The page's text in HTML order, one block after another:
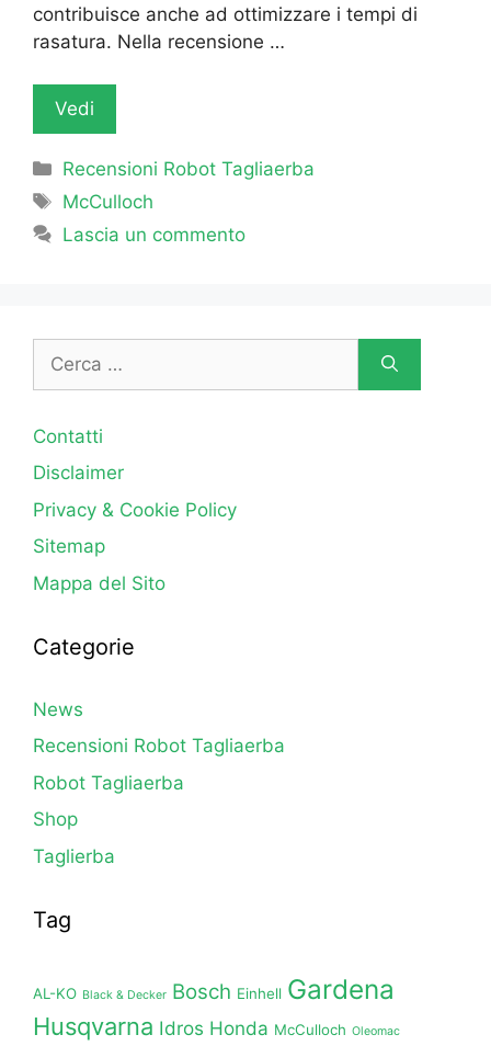
contribuisce anche ad ottimizzare i tempi di
rasatura. Nella recensione …
Vedi
Categorie
Recensioni Robot Tagliaerba
Tag
McCulloch
Lascia un commento
per:
Contatti
Disclaimer
Privacy & Cookie Policy
Sitemap
Mappa del Sito
Categorie
News
Recensioni Robot Tagliaerba
Robot Tagliaerba
Shop
Taglierba
Tag
AL-KO Black & Decker Bosch Einhell Gardena
Husqvarna Idros Honda McCulloch Oleomac